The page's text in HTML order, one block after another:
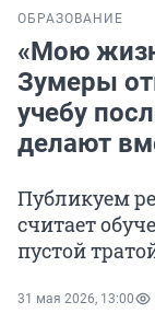
ОБРАЗОВАНИЕ
«Мою
Зумеры
учебу
делают
Публикуем
считает
пустой
31 мая 2026, 13:00